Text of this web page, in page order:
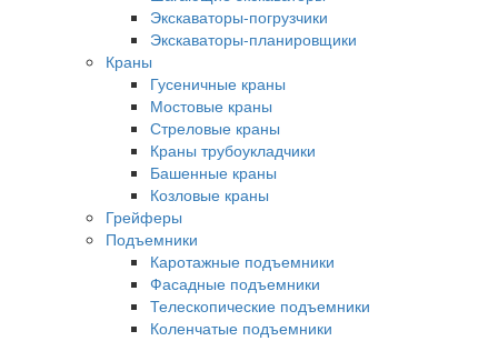
Экскаваторы-погрузчики
Экскаваторы-планировщики
Краны
Гусеничные краны
Мостовые краны
Стреловые краны
Краны трубоукладчики
Башенные краны
Козловые краны
Грейферы
Подъемники
Каротажные подъемники
Фасадные подъемники
Телескопические подъемники
Коленчатые подъемники